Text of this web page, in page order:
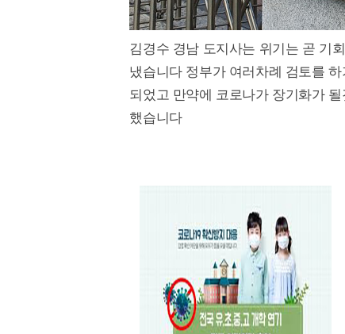
김경수 경남 도지사는 위기는 곧 기
냈습니다 정부가 여러차례 검토를
되었고 만약에 코로나가 장기화가
했습니다